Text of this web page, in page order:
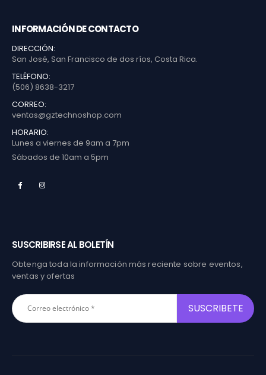
INFORMACIÓN DE CONTACTO
DIRECCIÓN:
San José, San Francisco de dos ríos, Costa Rica.
TELÉFONO:
(506) 8638-3217
CORREO:
ventas@gztechnoshop.com
HORARIO:
Lunes a viernes de 9am a 7pm
Sábados de 10am a 5pm
SUSCRIBIRSE AL BOLETÍN
Obtenga toda la información más reciente sobre eventos,
ventas y ofertas